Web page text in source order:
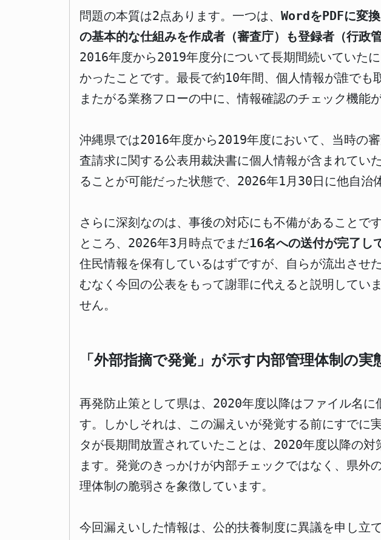
問題の本質は2点あります。一つは、 WordをPDFに変
の基本的な仕組みを作成者（審査庁）も登録者（行政
2016年度から2019年度分について長期間続いていた
かったことです。最長で約10年間、個人情報が誰で
またがる業務フローの中に、情報確認のチェック機能
沖縄県では2016年度から2019年度において、当時の
査請求に関する公表用裁決書に個人情報が含まれてい
ることが可能だった状態で、2026年1月30日に他自治
さらに深刻なのは、事後の対応にも不備があることで
ところ、2026年3月時点でまだ16名への送付が完了し
住民情報を保有しているはずですが、自らが流出させ
むなく今回の公表をもって謝罪に代えると説明してい
せん。
「外部指摘で発覚」が示す内部管理体制の実
再発防止策として県は、2020年度以降はファイル名
す。しかしそれは、この漏えいが発覚する前にすで
タが長期間放置されていたことは、2020年度以降の
ます。発覚のきっかけが内部チェックではなく、県外
理体制の脆弱さを象徴しています。
今回漏えいした情報は、公的扶養制度に異議を申し立